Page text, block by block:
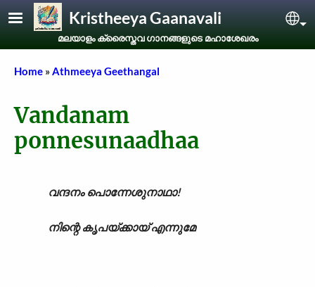
Skip to main contentKristheeya Gaanavali
മലയാളം ക്രൈസ്തവ ഗാനങ്ങളുടെ മഹാശേഖരം
Breadcrumb
Home Athmeeya Geethangal
Vandanam
ponnesunaadhaa
വന്ദനം പൊന്നേശുനാഥാ!
നിന്റെ കൃപയ്ക്കായ് എന്നുമേ